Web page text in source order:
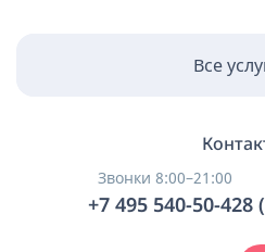
Все
Звонки 8:00–21:00
+7 495 540-50-428